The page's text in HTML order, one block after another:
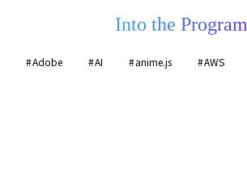
Into the Program
Adobe AI anime.js AWS